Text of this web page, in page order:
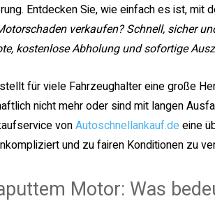
Entdecken Sie, wie einfach es ist, mit
verkaufen? Schnell, sicher
kostenlose Abholung und sofortige
für viele Fahrzeughalter eine große
nicht mehr oder sind mit langen
vonAutoschnellankauf.de eine
und zu fairen Konditionen zu
Motor: Was